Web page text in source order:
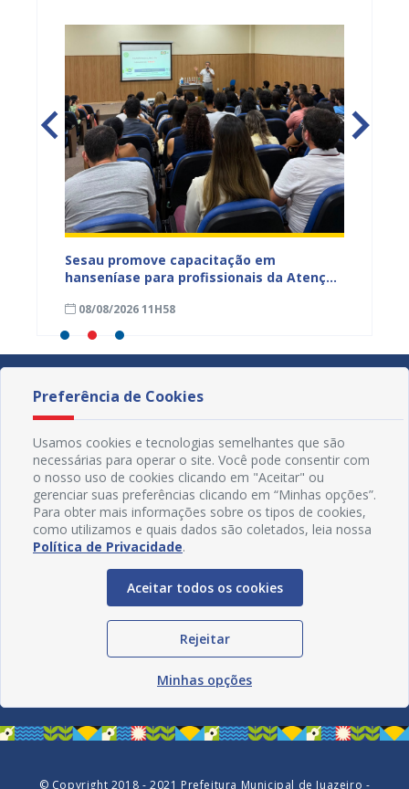
Sesau promove capacitação em
hanseníase para profissionais da Atenção
08/08/2026 11H58
Redes Sociais
© Copyright 2018 - 2021 Prefeitura Municipal de Juazeiro -
Preferência de Cookies
Usamos cookies e tecnologias semelhantes que são
necessárias para operar o site. Você pode consentir com
o nosso uso de cookies clicando em "Aceitar" ou
gerenciar suas preferências clicando em “Minhas opções”.
Para obter mais informações sobre os tipos de cookies,
como utilizamos e quais dados são coletados, leia nossa
Política de Privacidade.
Aceitar todos os cookies
Rejeitar
Minhas opções